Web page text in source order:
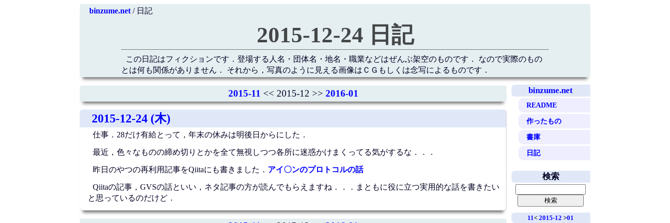
binzume.net/ 日記
2015-12-24 日記
この日記はフィクションです．登場する人名・団体名・地名・職業などはぜんぶ架空のものです． なので実際のもの
とは何も関係がありません． それから，写真のように見える画像はＣＧもしくは念写によるものです．
binzume.net
README
作ったもの
書庫
日記
2015-11 << 2015-12 >> 2016-01
2015-12-24 (木)
仕事．28だけ有給とって，年末の休みは明後日からにした．
最近，色々なものの締め切りとかを全て無視しつつ各所に迷惑かけまくってる気がするな．．．
昨日のやつの再利用記事をQiitaにも書きました． アイ〇ンのプロトコルの話
Qiitaの記事，GVSの話といい，ネタ記事の方が読んでもらえますね．．．まともに役に立つ実用的な話を書きたい
と思っているのだけど．
検索
11<2015-12 >01